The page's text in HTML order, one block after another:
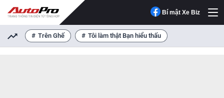
Bí mật Xe Biz
Trên Ghế Tôi làm thật Bạn hiểu thấu